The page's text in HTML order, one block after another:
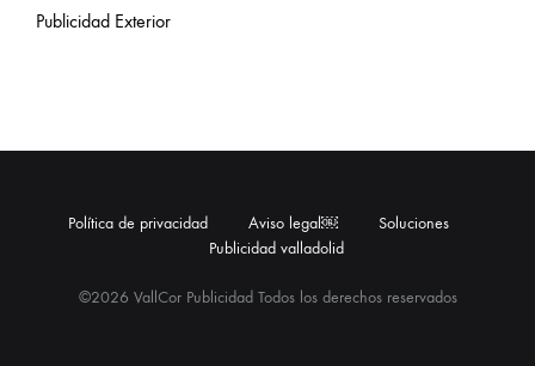
Publicidad Exterior
©2026 VallCor Publicidad Todos los derechos reservados
Política de privacidad Aviso legal￼
Soluciones
Publicidad valladolid